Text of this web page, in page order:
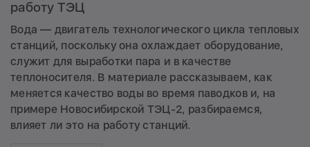
работу ТЭЦ
Вода — двигатель технологического цикла тепловых
станций, поскольку она охлаждает оборудование,
служит для выработки пара и в качестве
теплоносителя. В материале рассказываем, как
меняется качество воды во время паводков и, на
примере Новосибирской ТЭЦ-2, разбираемся,
влияет ли это на работу станций.